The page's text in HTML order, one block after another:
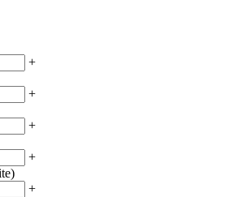
+
+
+
+
+